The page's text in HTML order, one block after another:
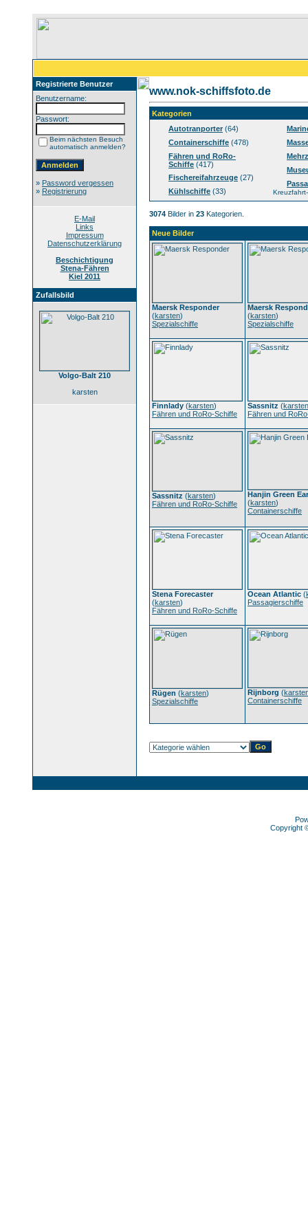
Registrierte Benutzer
Benutzername:
Passwort:
Beim nächsten Besuch
automatisch anmelden?
» Password vergessen
» Registrierung
E-Mail
Links
Impressum
Datenschutzerklärung
Beschichtigung
Stena-Fähren
Kiel 2011
Zufallsbild
Volgo-Balt 210
karsten
www.nok-schiffsfoto.de
Kategorien
Autotranporter(64)
Containerschiffe (478)
Fähren und RoRo-
Schiffe (417)
Fischereifahrzeuge (27)
Kühlschiffe (33)
3074 Bilder in 23 Kategorien.
Neue Bilder
Maersk Responder
(karsten)
Spezialschiffe
Maersk
(karsten)
Spezialschiffe
Finnlady (karsten)
Fähren und RoRo-Schiffe
Sassnitz (karsten
Fähren und
Sassnitz (karsten)
Fähren und RoRo-Schiffe
Hanjin Green
(karsten)
Containerschiffe
Stena Forecaster
(karsten)
Fähren und RoRo-Schiffe
Ocean Atlantic (
Passagierschiffe
Rügen (karsten)
Spezialschiffe
Rijnborg (
Containerschiffe
Copyright